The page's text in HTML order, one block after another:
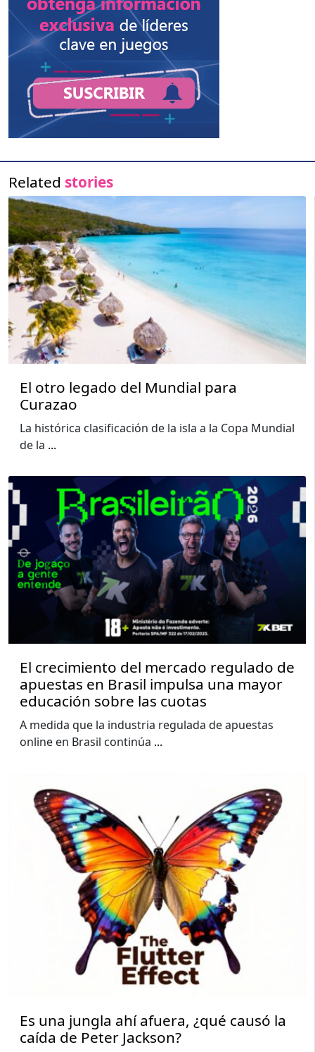
Related stories
El otro legado del Mundial para
Curazao
La histórica clasificación de la isla a la Copa Mundial
de la ...
El crecimiento del mercado regulado de
apuestas en Brasil impulsa una mayor
educación sobre las cuotas
A medida que la industria regulada de apuestas
online en Brasil continúa ...
Es una jungla ahí afuera, ¿qué causó la
caída de Peter Jackson?